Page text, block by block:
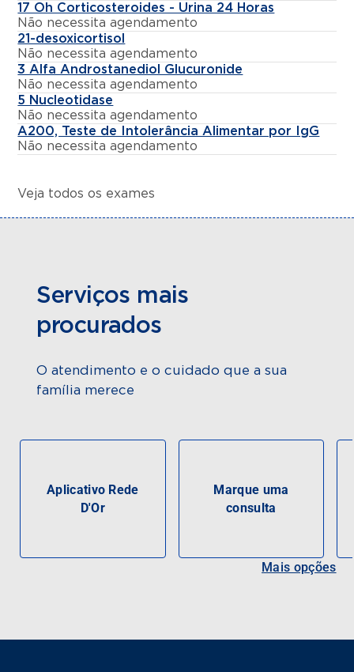
17 Oh Corticosteroides - Urina 24 Horas
Não necessita agendamento
21-desoxicortisol
Não necessita agendamento
3 Alfa Androstanediol Glucuronide
Não necessita agendamento
5 Nucleotidase
Não necessita agendamento
A200, Teste de Intolerância Alimentar por IgG
Não necessita agendamento
Veja todos os exames
Serviços mais
procurados
O atendimento e o cuidado que a sua
família merece
Aplicativo Rede
D'Or
Marque uma
consulta
Mais opções